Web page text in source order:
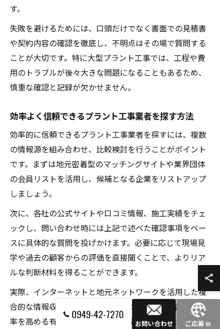
す。
失敗を避けるためには、口頭だけでなく書面での見積書
や契約内容の確認を徹底し、不明点はその場で質問する
ことが大切です。特に大型プラント工事では、工程や費
用のトラブルが後々大きな問題になることもあるため、
慎重な確認と記録が欠かせません。
効率よく信頼できるプラント工事業者を探す方法
効率的に信頼できるプラント工事業者を探すには、複数
の情報源を組み合わせ、比較検討を行うことがポイント
です。まずは地元密着型のマッチングサイトや業界団体
の会員リストを活用し、候補となる企業をリストアップ
しましょう。
次に、各社の公式サイトや口コミ情報、施工実績をチェ
ックし、問い合わせ時には上記で述べた確認事項をベー
スに具体的な質問を投げかけます。必要に応じて現場見
学や過去の顧客からの評価を直接聞くことで、よりリア
ルな判断材料を得ることができます。
実際、インターネットと地元ネットワークを活用した複
合的な情報収集は、短期間で信頼できる業者に出会う確
率を高める有効な手段です。特に福岡市博多区のような
0949-42-7270
お問い合わせ ご応募